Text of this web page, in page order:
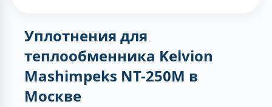
Уплотнения для
теплообменника Kelvion
Mashimpeks NT-250M в
Москве